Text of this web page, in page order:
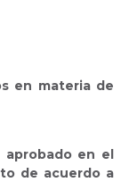
en materia de
en el
de acuerdo a